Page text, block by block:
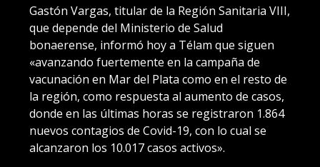
Gastón Vargas, titular de la Región Sanitaria VIII,
que depende del Ministerio de Salud
bonaerense, informó hoy a Télam que siguen
«avanzando fuertemente en la campaña de
vacunación en Mar del Plata como en el resto de
la región, como respuesta al aumento de casos,
donde en las últimas horas se registraron 1.864
nuevos contagios de Covid-19, con lo cual se
alcanzaron los 10.017 casos activos».